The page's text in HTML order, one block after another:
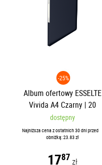
-25%
Album ofertowy ESSELTE
Vivida A4 Czarny | 20
koszulek
dostępny
Najniższa cena z ostatnich 30 dni przed
obniżką: 23.83 zł
1787 zł